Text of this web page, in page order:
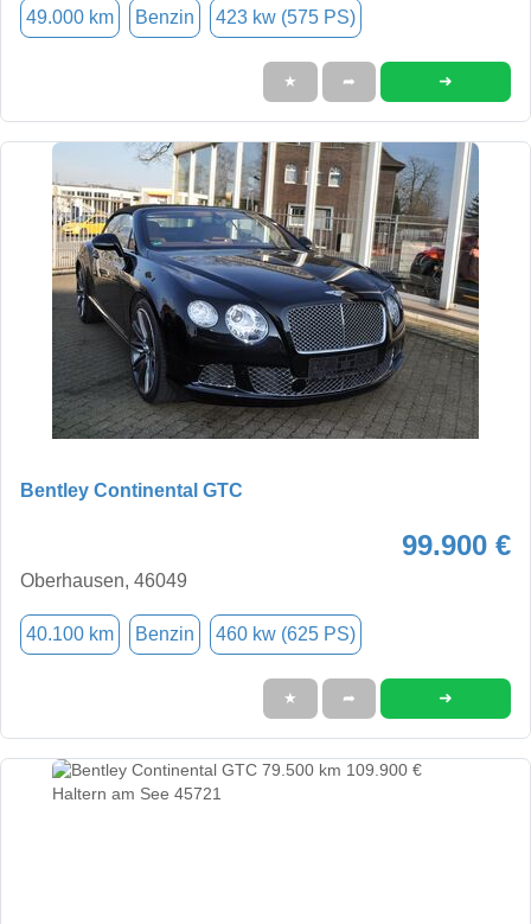
49.000 km Benzin 423 kw (575 PS)
★ ➦ ➜
Bentley Continental GTC
99.900 €
Oberhausen, 46049
40.100 km Benzin 460 kw (625 PS)
★ ➦ ➜